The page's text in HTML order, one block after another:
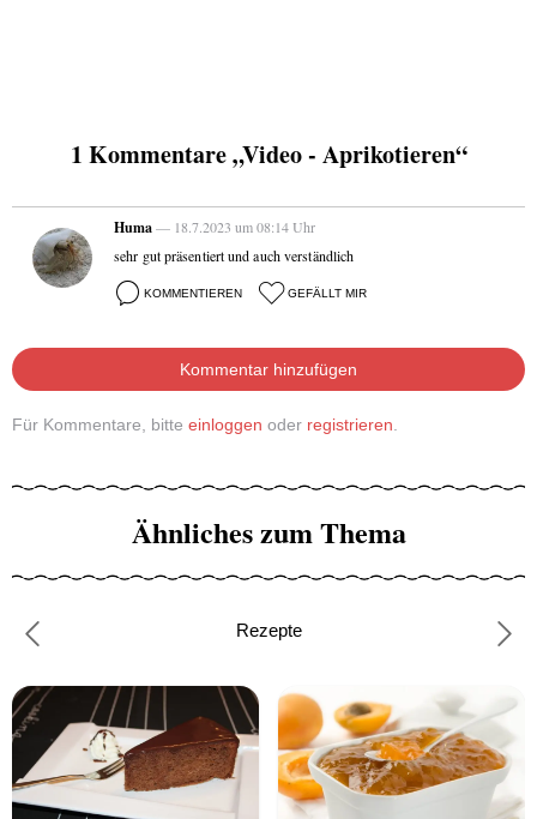
1 Kommentare „Video - Aprikotieren“
Huma— 18.7.2023 um 08:14 Uhr
sehr gut präsentiert und auch verständlich
KOMMENTIEREN GEFÄLLT MIR
Kommentar hinzufügen
Für Kommentare, bitte einloggen oder registrieren
Ähnliches zum Thema
Rezepte